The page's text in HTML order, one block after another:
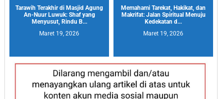
Tarawih Terakhir di Masjid Agung
An-Nuur Luwuk: Shaf yang
Menyusut, Rindu B...
Maret 19, 2026
Memahami Tarekat, Hakikat, dan
Makrifat: Jalan Spiritual Menuju
Kedekatan d...
Maret 19, 2026